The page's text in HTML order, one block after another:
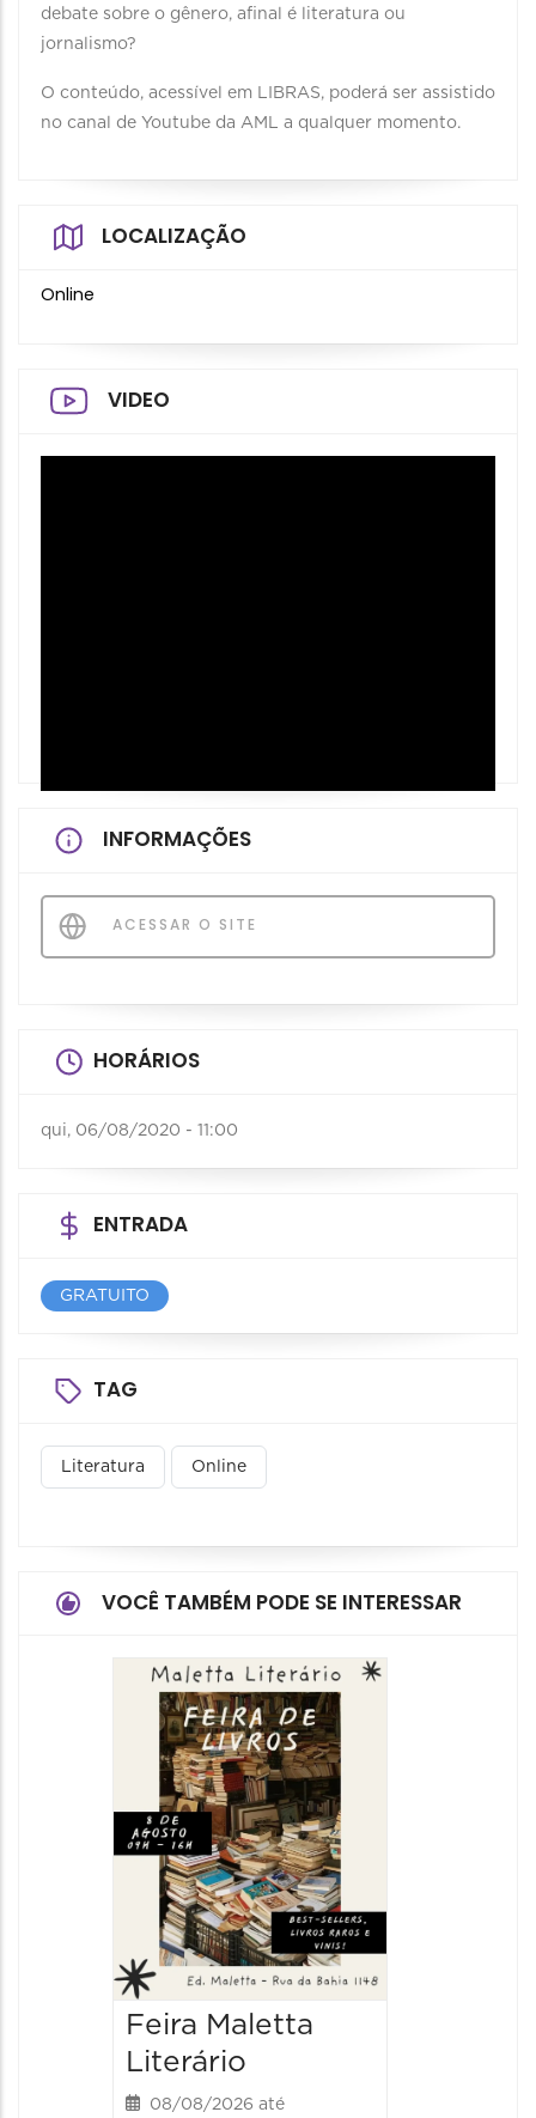
debate sobre o gênero, afinal é literatura ou
jornalismo?
O conteúdo, acessível em LIBRAS, poderá ser assistido
no canal de Youtube da AML a qualquer momento.
LOCALIZAÇÃO
Online
VIDEO
INFORMAÇÕES
ACESSAR O SITE
HORÁRIOS
qui, 06/08/2020 - 11:00
ENTRADA
GRATUITO
TAG
Literatura Online
VOCÊ TAMBÉM PODE SE INTERESSAR
Feira Maletta
Literário
08/08/2026 até